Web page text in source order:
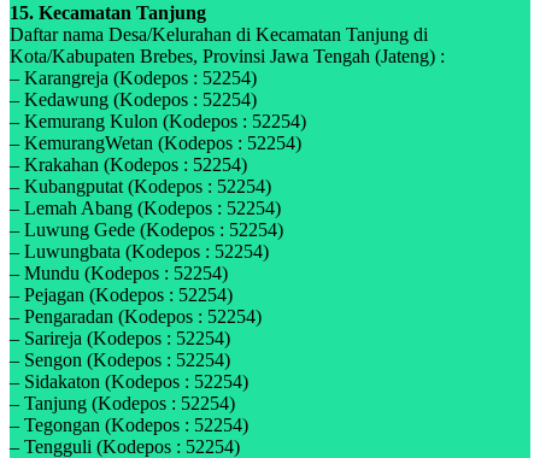
15. Kecamatan Tanjung
Daftar nama Desa/Kelurahan di Kecamatan Tanjung di
Kota/Kabupaten Brebes, Provinsi Jawa Tengah (Jateng) :
– Karangreja (Kodepos : 52254)
– Kedawung (Kodepos : 52254)
– Kemurang Kulon (Kodepos : 52254)
– KemurangWetan (Kodepos : 52254)
– Krakahan (Kodepos : 52254)
– Kubangputat (Kodepos : 52254)
– Lemah Abang (Kodepos : 52254)
– Luwung Gede (Kodepos : 52254)
– Luwungbata (Kodepos : 52254)
– Mundu (Kodepos : 52254)
– Pejagan (Kodepos : 52254)
– Pengaradan (Kodepos : 52254)
– Sarireja (Kodepos : 52254)
– Sengon (Kodepos : 52254)
– Sidakaton (Kodepos : 52254)
– Tanjung (Kodepos : 52254)
– Tegongan (Kodepos : 52254)
– Tengguli (Kodepos : 52254)